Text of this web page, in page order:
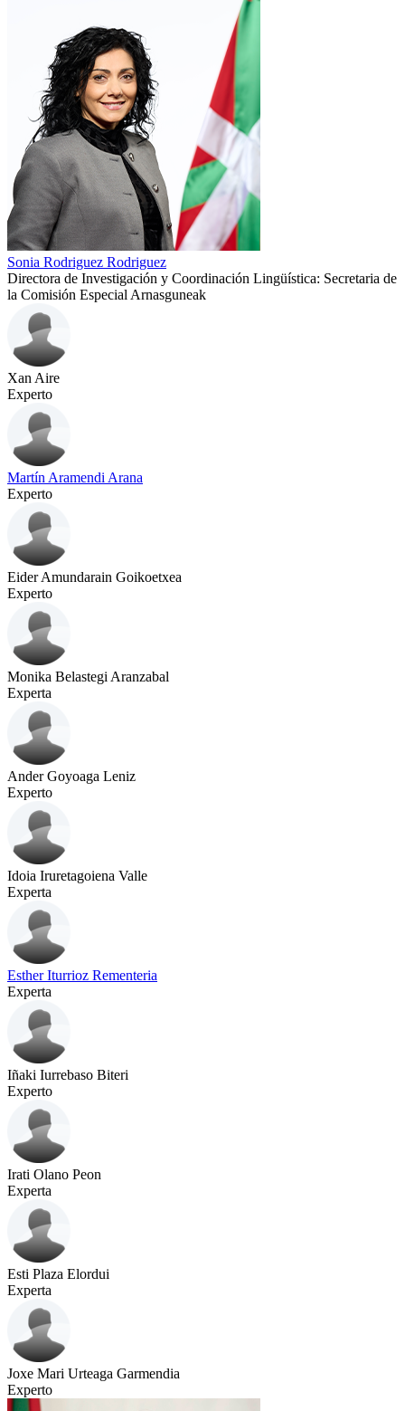
Sonia Rodriguez Rodriguez
Directora de Investigación y Coordinación Lingüística: Secretaria de
la Comisión Especial Arnasguneak
Xan Aire
Experto
Martín Aramendi Arana
Experto
Eider Amundarain Goikoetxea
Experto
Monika Belastegi Aranzabal
Experta
Ander Goyoaga Leniz
Experto
Idoia Iruretagoiena Valle
Experta
Esther Iturrioz Rementeria
Experta
Iñaki Iurrebaso Biteri
Experto
Irati Olano Peon
Experta
Esti Plaza Elordui
Experta
Joxe Mari Urteaga Garmendia
Experto